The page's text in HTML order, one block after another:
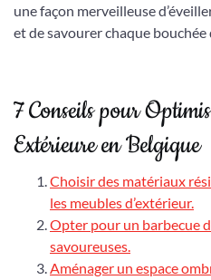
une façon merveilleuse
et de savourer chaque
7 Conseils pour
Extérieure en Belgique
Choisir des matériaux
les meubles d’extérieur.
Opter pour un barbecue
savoureuses.
Aménager un espace